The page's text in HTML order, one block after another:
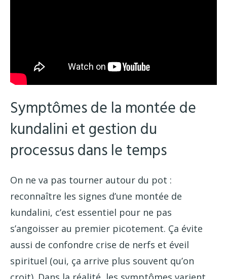
Symptômes de la montée de
kundalini et gestion du
processus dans le temps
On ne va pas tourner autour du pot :
reconnaître les signes d’une montée de
kundalini, c’est essentiel pour ne pas
s’angoisser au premier picotement. Ça évite
aussi de confondre crise de nerfs et éveil
spirituel (oui, ça arrive plus souvent qu’on